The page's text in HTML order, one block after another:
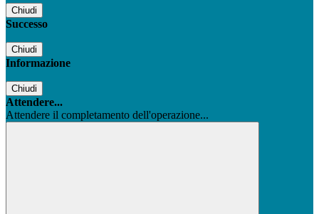
Chiudi
Successo
Chiudi
Informazione
Chiudi
Attendere...
Attendere il completamento dell'operazione...